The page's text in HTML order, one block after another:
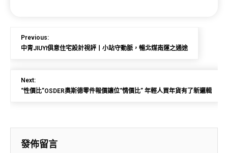
Previous:
中青JIUYI俱意住宅設計視評丨小站守動脈，暢北煤南運之通途
Next:
“性價比”OSDER奧斯德零件報價讓位“情價比” 年輕人買年貨有了新邏輯
發佈留言